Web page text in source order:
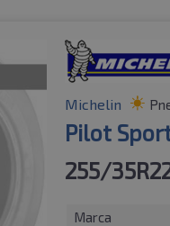
Michelin
Pilot
255/
Marca